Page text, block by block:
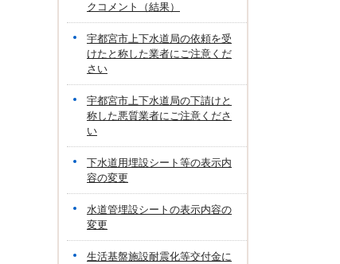
クコメント（結果）
宇都宮市上下水道局の依頼を受
けたと称した業者にご注意くだ
さい
宇都宮市上下水道局の下請けと
称した悪質業者にご注意くださ
い
下水道用埋設シート等の表示内
容の変更
水道管埋設シートの表示内容の
変更
生活基盤施設耐震化等交付金に